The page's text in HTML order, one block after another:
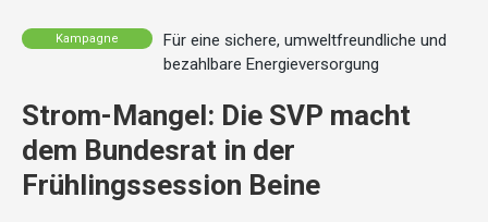
Kampagne
Für eine sichere, umweltfreundliche und
bezahlbare Energieversorgung
Strom-Mangel: Die SVP macht
dem Bundesrat in der
Frühlingssession Beine